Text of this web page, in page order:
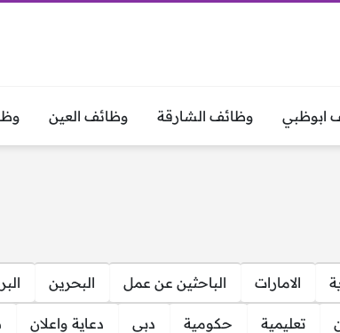
ابوظبي وظائف الشارقة وظائف العين
الامارات الباحثين عن عمل البحرين
تعليمية حكومية دبي دعاية واعلان